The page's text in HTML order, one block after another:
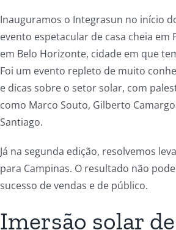
Inauguramos o Integrasun no início
evento espetacular de casa cheia em
em Belo Horizonte, cidade em que
Foi um evento repleto de muito
e dicas sobre o setor solar, com
como Marco Souto, Gilberto
Santiago.
Já na segunda edição, resolvemos
para Campinas. O resultado não
sucesso de vendas e de público.
Imersão solar